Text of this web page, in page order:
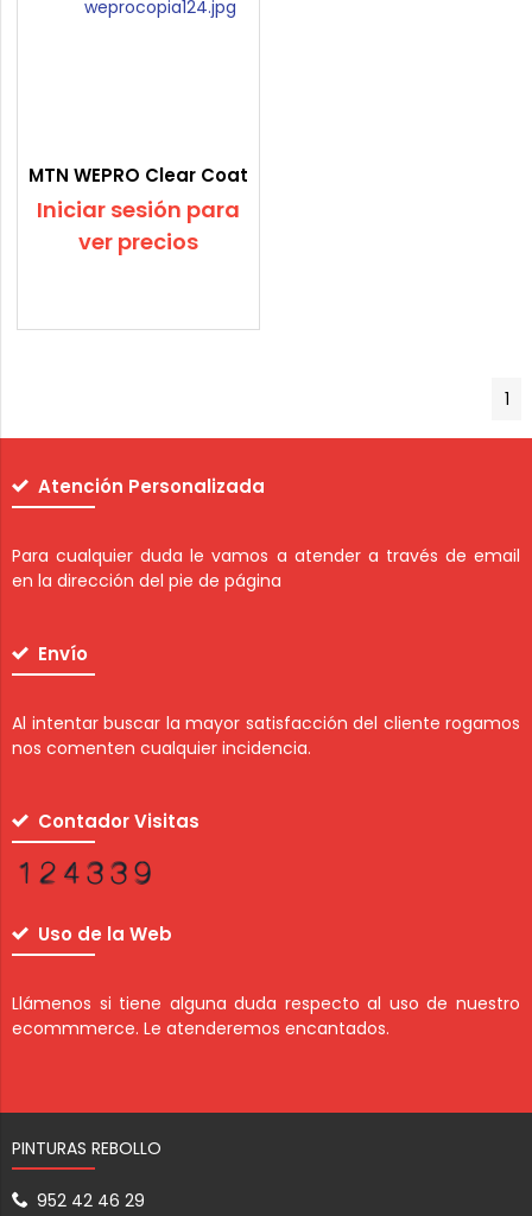
MTN WEPRO Clear Coat
Iniciar sesión para
ver precios
1
Atención Personalizada
Para cualquier duda le vamos a atender a través de email
en la dirección del pie de página
Envío
Al intentar buscar la mayor satisfacción del cliente rogamos
nos comenten cualquier incidencia.
Contador Visitas
Uso de la Web
Llámenos si tiene alguna duda respecto al uso de nuestro
ecommmerce. Le atenderemos encantados.
PINTURAS REBOLLO
952 42 46 29